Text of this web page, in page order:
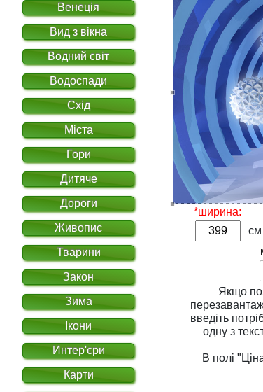
Венеція
Вид з вікна
Водний світ
Водоспади
Схід
Міста
Гори
Дитяче
Дороги
Живопис
Тварини
Закон
Зима
Ікони
Интер'єри
Карти
*ширина:
см
Якщо
перезавантажте сторінку.
введіть
одну з
В полі